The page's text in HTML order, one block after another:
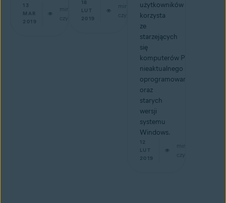
13
MAR
2019
min
czytaj
18
LUT
2019
min
czytaj
użytkowników
korzysta
ze
starzejących
się
komputerów PC,
nieaktualnego
oprogramowania
oraz
starych
wersji
systemu
Windows.
12
LUT
2019
min
czytaj